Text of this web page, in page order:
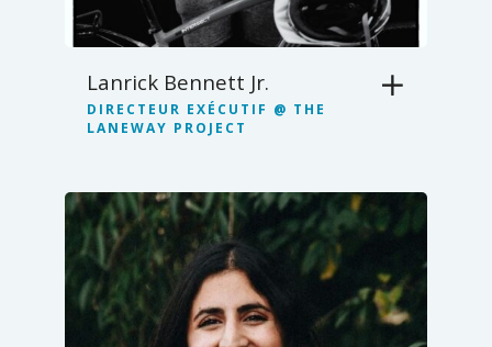
Lanrick Bennett Jr.
DIRECTEUR EXÉCUTIF @ THE
LANEWAY PROJECT